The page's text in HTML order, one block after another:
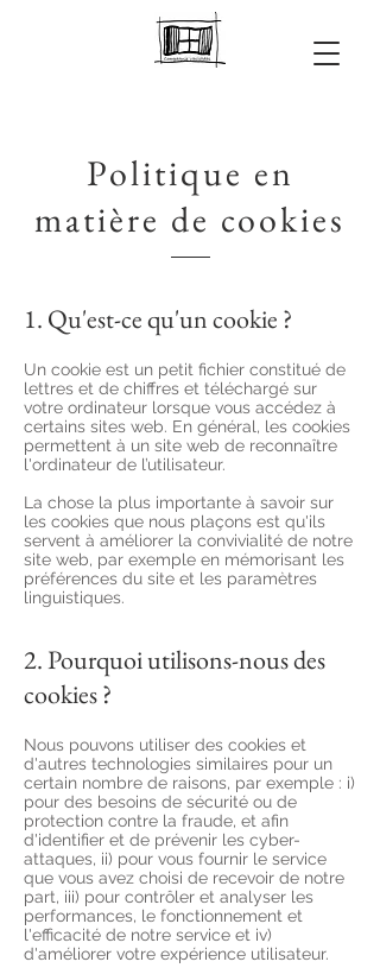
Politique en
matière de cookies
1. Qu'est-ce qu'un cookie ?
Un cookie est un petit fichier constitué de
lettres et de chiffres et téléchargé sur
votre ordinateur lorsque vous accédez à
certains sites web. En général, les cookies
permettent à un site web de reconnaître
l'ordinateur de l’utilisateur.
La chose la plus importante à savoir sur
les cookies que nous plaçons est qu'ils
servent à améliorer la convivialité de notre
site web, par exemple en mémorisant les
préférences du site et les paramètres
linguistiques.
2. Pourquoi utilisons-nous des
cookies ?
Nous pouvons utiliser des cookies et
d'autres technologies similaires pour un
certain nombre de raisons, par exemple : i)
pour des besoins de sécurité ou de
protection contre la fraude, et afin
d'identifier et de prévenir les cyber-
attaques, ii) pour vous fournir le service
que vous avez choisi de recevoir de notre
part, iii) pour contrôler et analyser les
performances, le fonctionnement et
l'efficacité de notre service et iv)
d'améliorer votre expérience utilisateur.